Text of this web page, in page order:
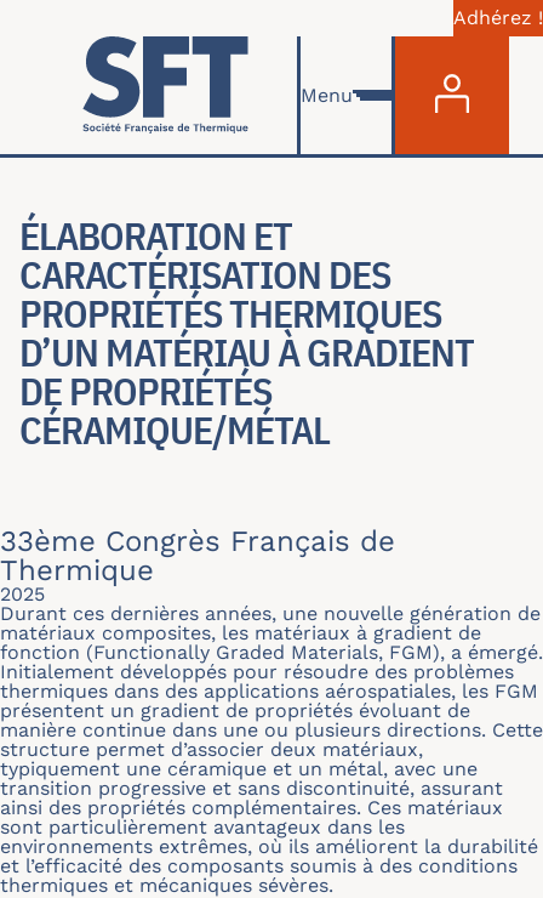
Aller au contenu principal
Adhérez !
Menu
ÉLABORATION ET
CARACTÉRISATION DES
PROPRIÉTÉS THERMIQUES
D’UN MATÉRIAU À GRADIENT
DE PROPRIÉTÉS
CÉRAMIQUE/MÉTAL
33ème Congrès Français de
Thermique
2025
Durant ces dernières années, une nouvelle génération de
matériaux composites, les matériaux à gradient de
fonction (Functionally Graded Materials, FGM), a émergé.
Initialement développés pour résoudre des problèmes
thermiques dans des applications aérospatiales, les FGM
présentent un gradient de propriétés évoluant de
manière continue dans une ou plusieurs directions. Cette
structure permet d’associer deux matériaux,
typiquement une céramique et un métal, avec une
transition progressive et sans discontinuité, assurant
ainsi des propriétés complémentaires. Ces matériaux
sont particulièrement avantageux dans les
environnements extrêmes, où ils améliorent la durabilité
et l’efficacité des composants soumis à des conditions
thermiques et mécaniques sévères.